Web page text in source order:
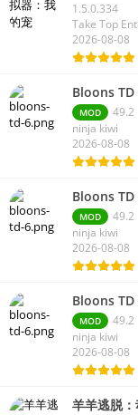
1.5.0.334
Take Top
2026-08-08
Bloons TD
MOD
49.2
ninja kiwi
2026-08-08
Bloons
MOD
49.2
ninja kiwi
2026-08-08
Bloons TD
MOD
49.2
ninja kiwi
2026-08-08
羊羊逃脱